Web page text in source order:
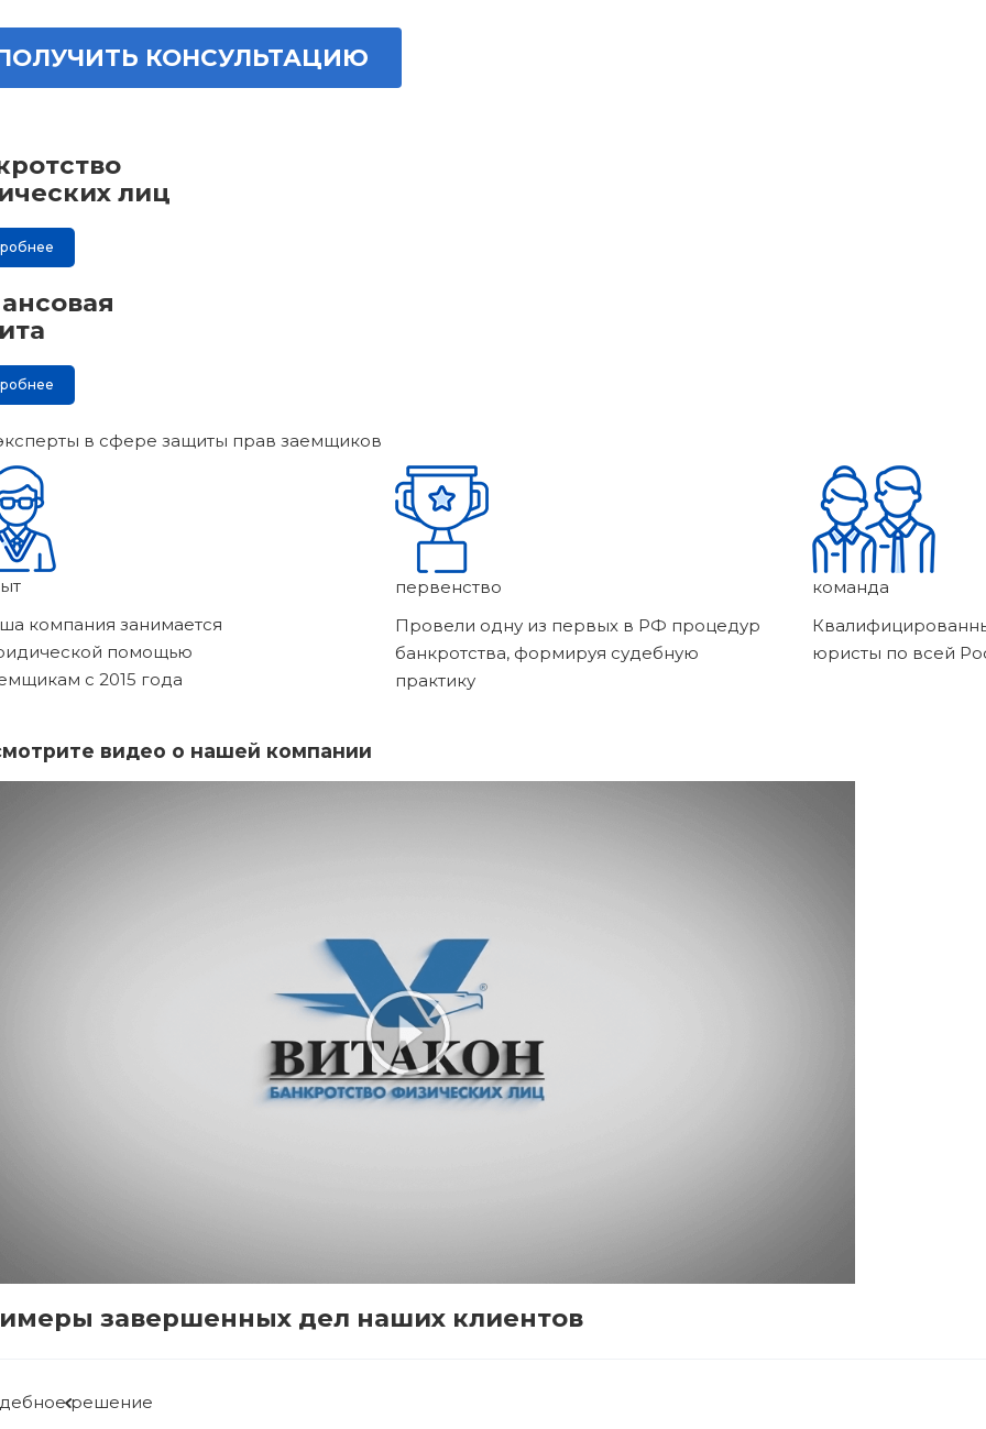
КОНСУЛЬТАЦИЮ
лиц
в сфере защиты прав заемщиков
компания занимается
помощью
с 2015 года
первенство
Провели одну из первых в РФ процедур
банкротства, формируя судебную
практику
команда
юристы по всей
видео о нашей компании
завершенных дел наших клиентов
Судебное решение